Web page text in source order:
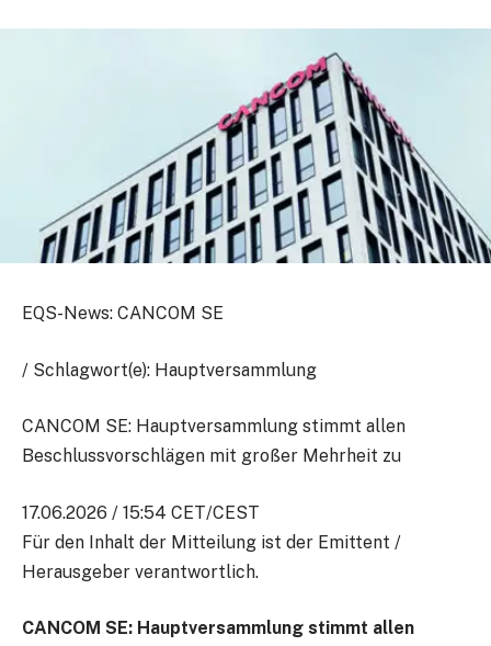
EQS-News: CANCOM SE
/ Schlagwort(e): Hauptversammlung
CANCOM SE: Hauptversammlung stimmt allen
Beschlussvorschlägen mit großer Mehrheit zu
17.06.2026 / 15:54 CET/CEST
Für den Inhalt der Mitteilung ist der Emittent /
Herausgeber verantwortlich.
CANCOM SE: Hauptversammlung stimmt allen